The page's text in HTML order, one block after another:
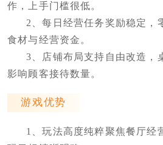
作，上手门槛很低。
2、每日经营任务奖励稳定，
食材与经营资金。
3、店铺布局支持自由改造，
影响顾客接待数量。
游戏优势
1、玩法高度纯粹聚焦餐厅经